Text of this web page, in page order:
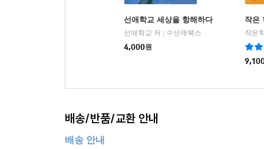
선애학교 세상을 항해하다
선애학교 저 | 수선재북스
4,000원
작은
작은
배송/반품/교환 안내
배송 안내